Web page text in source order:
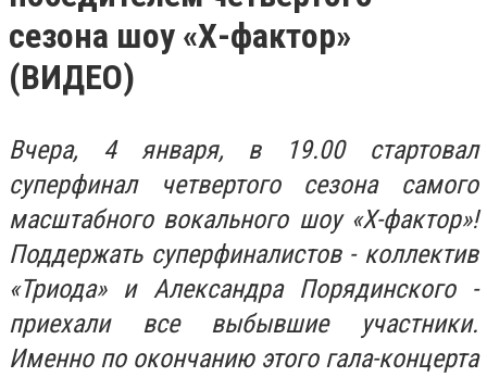
сезона шоу «Х-фактор»
(ВИДЕО)
Вчера, 4 января, в 19.00 стартовал
суперфинал четвертого сезона самого
масштабного вокального шоу «Х-фактор»!
Поддержать суперфиналистов - коллектив
«Триода» и Александра Порядинского -
приехали все выбывшие участники.
Именно по окончанию этого гала-концерта